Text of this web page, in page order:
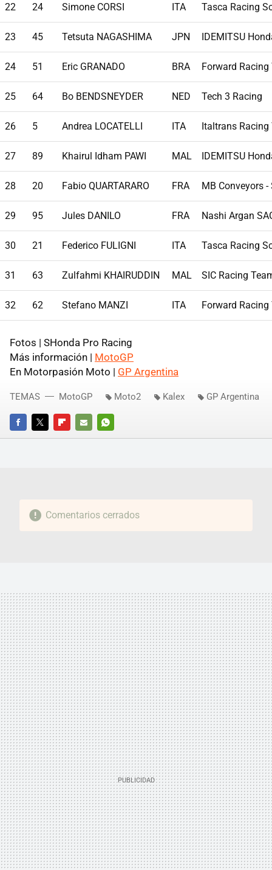
22 24 Simone CORSI ITA Tasca Racing
23 45 Tetsuta NAGASHIMA JPN IDEMITSU
24 51 Eric GRANADO BRA Forward Racing
25 64 Bo BENDSNEYDER NED Tech 3 Racing
26 5 Andrea LOCATELLI ITA Italtrans Racing
27 89 Khairul Idham PAWI MAL IDEMITSU
28 20 Fabio QUARTARARO FRA MB Conveyors -
29 95 Jules DANILO FRA Nashi Argan
30 21 Federico FULIGNI ITA Tasca Racing
31 63 Zulfahmi KHAIRUDDIN MAL SIC Racing
32 62 Stefano MANZI ITA Forward Racing
Fotos | SHonda Pro Racing
Más información | MotoGP
En Motorpasión Moto | GP Argentina
FACEBOOKTWITTERFLIPBOARD
E-
WHATSAPP
TEMAS MotoGP Moto2 Kalex GP Argentina
Comentarios cerrados